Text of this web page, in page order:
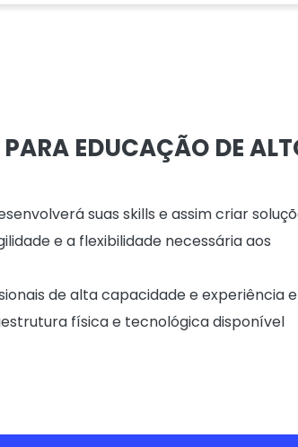
EDUCAÇÃO DE
suas skills e assim criar
e a flexibilidade necessária aos
de alta capacidade e experiência
física e tecnológica disponível